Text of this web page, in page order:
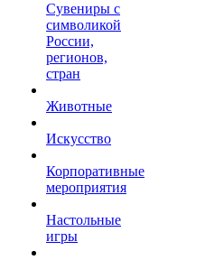
Сувениры с
символикой
России,
регионов,
стран
Животные
Искусство
Корпоративные
мероприятия
Настольные
игры